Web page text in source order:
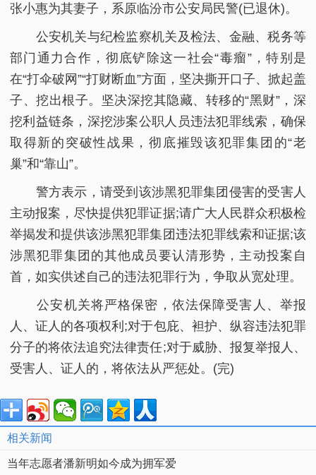
张小惠为其妻子，系原临汾市公安局民警(已退休)。
公安机关与纪检监察机关及检法、金融、税务等
部门通力合作，彻底铲除这一社会“毒瘤”，特别是
在“打伞破网”“打财断血”方面，坚决撕开口子、掀起盖
子、挖出根子。坚决深挖其隐藏、转移的“黑财”，深
挖利益链条，深挖涉案公职人员违法犯罪线索，确保
取得新的突破性战果，彻底摧毁该犯罪集团的“老
巢”和“靠山”。
警方表示，请受到该涉黑犯罪集团侵害的受害人
主动报案，尽快提供犯罪证据;请广大人民群众积极检
举揭发和提供该涉黑犯罪集团违法犯罪线索和证据;该
涉黑犯罪集团的其他成员要认清形势，主动投案自
首，如实供述自己的违法犯罪行为，争取从宽处理。
公安机关将严格保密，依法保障受害人、举报
人、证人的各项权利;对于包庇、袒护、纵容违法犯罪
分子的将依法追究法律责任;对于威胁、报复举报人、
受害人、证人的，将依法从严惩处。(完)
相关新闻
当年志愿者潘新明如今成为拥军爱